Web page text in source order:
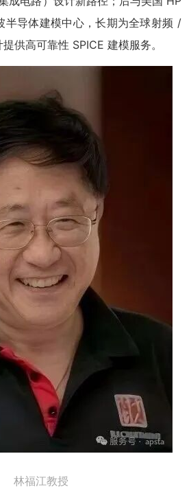
半导体建模中心，长期为全球射频 /
供高可靠性 SPICE 建模服务。
林福江教授